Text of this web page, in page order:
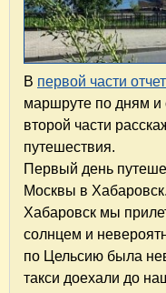
В первой части
маршруте по дням и
второй части
путешествия.
Первый день
Москвы в
Хабаровск мы
солнцем и
по Цельсию была
такси доехали до